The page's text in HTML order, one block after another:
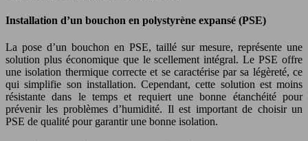
Installation d’un bouchon en polystyrène expansé (PSE)
La pose d’un bouchon en PSE, taillé sur mesure, représente une
solution plus économique que le scellement intégral. Le PSE offre
une isolation thermique correcte et se caractérise par sa légèreté, ce
qui simplifie son installation. Cependant, cette solution est moins
résistante dans le temps et requiert une bonne étanchéité pour
prévenir les problèmes d’humidité. Il est important de choisir un
PSE de qualité pour garantir une bonne isolation.